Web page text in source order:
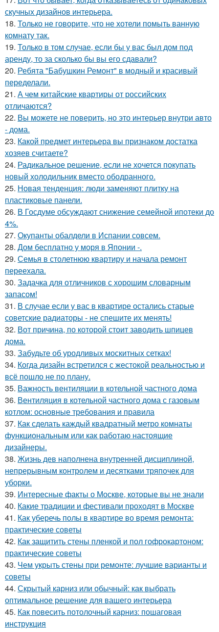
скучных дизайнов интерьера.
18. Только не говорите, что не хотели помыть ванную
комнату так.
19. Только в том случае, если бы у вас был дом под
аренду, то за сколько бы вы его сдавали?
20. Ребята "Бабушкин Ремонт" в модный и красивый
переделали.
21. А чем китайские квартиры от российских
отличаются?
22. Вы можете не поверить, но это интерьер внутри авто
- дома.
23. Какой предмет интерьера вы признаком достатка
хозяев считаете?
24. Радикальное решение, если не хочется покупать
новый холодильник вместо ободранного.
25. Новая тенденция: люди заменяют плитку на
пластиковые панели.
26. В Госдуме обсуждают снижение семейной ипотеки до
4%.
27. Окупанты обалдели в Испании совсем.
28. Дом бесплатно у моря в Японии -.
29. Семья в столетнюю квартиру и начала ремонт
переехала.
30. Задачка для отличников с хорошим словарным
запасом!
31. В случае если у вас в квартире остались старые
советские радиаторы - не спешите их менять!
32. Вот причина, по которой стоит заводить шпицев
дома.
33. Забудьте об уродливых москитных сетках!
34. Когда дизайн встретился с жестокой реальностью и
всё пошло не по плану.
35. Важность вентиляции в котельной частного дома
36. Вентиляция в котельной частного дома с газовым
котлом: основные требования и правила
37. Как сделать каждый квадратный метро комнаты
функциональным или как работаю настоящие
дизайнеры.
38. Жизнь дев наполнена внутренней дисциплиной,
непрерывным контролем и десятками тряпочек для
уборки.
39. Интересные факты о Москве, которые вы не знали
40. Какие традиции и фестивали проходят в Москве
41. Как уберечь полы в квартире во время ремонта:
практические советы
42. Как защитить стены пленкой и пол гофрокартоном:
практические советы
43. Чем укрыть стены при ремонте: лучшие варианты и
советы
44. Скрытый карниз или обычный: как выбрать
оптимальное решение для вашего интерьера
45. Как повесить потолочный карниз: пошаговая
инструкция